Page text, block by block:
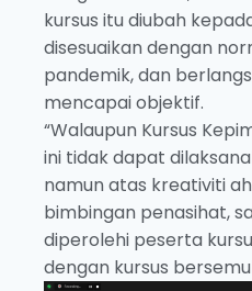
kursus itu diubah
disesuaikan dengan
pandemik, dan
mencapai objektif.
“Walaupun Kursus
ini tidak dapat
namun atas kreativiti
bimbingan penasihat,
diperolehi peserta
dengan kursus